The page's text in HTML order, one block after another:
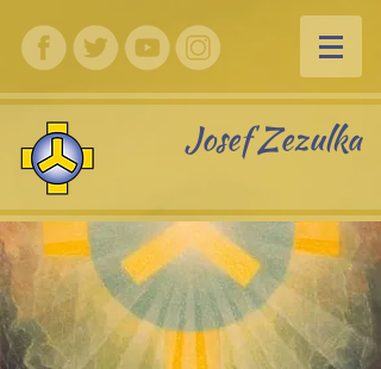
Josef Zezulka